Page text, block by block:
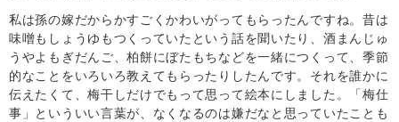
私は孫の嫁だからかすごくかわいがってもらったんですね。昔は
味噌もしょうゆもつくっていたという話を聞いたり、酒まんじゅ
うやよもぎだんご、柏餅にぼたもちなどを一緒につくって、季節
的なことをいろいろ教えてもらったりしたんです。それを誰かに
伝えたくて、梅干しだけでもって思って絵本にしました。「梅仕
事」といういい言葉が、なくなるのは嫌だなと思っていたことも